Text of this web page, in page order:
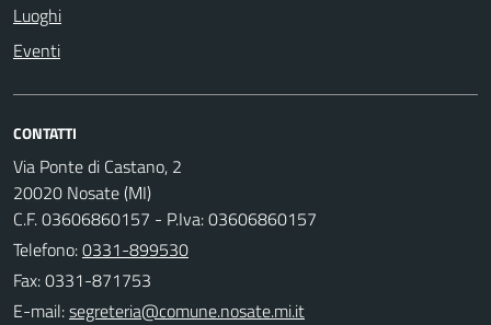
Luoghi
Eventi
CONTATTI
Via Ponte di Castano, 2
20020 Nosate (MI)
C.F. 03606860157 - P.Iva: 03606860157
Telefono:0331-899530
Fax: 0331-871753
E-mail: